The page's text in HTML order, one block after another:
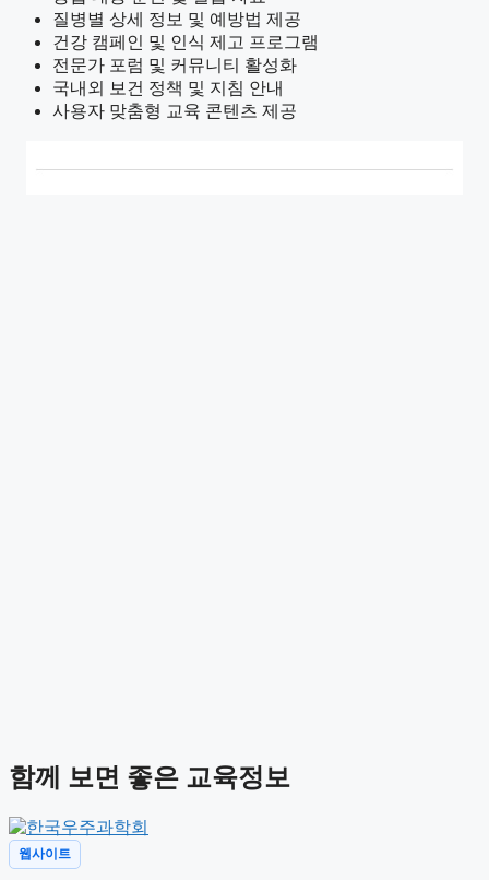
질병별 상세 정보 및 예방법 제공
건강 캠페인 및 인식 제고 프로그램
전문가 포럼 및 커뮤니티 활성화
국내외 보건 정책 및 지침 안내
사용자 맞춤형 교육 콘텐츠 제공
함께 보면 좋은 교육정보
웹사이트